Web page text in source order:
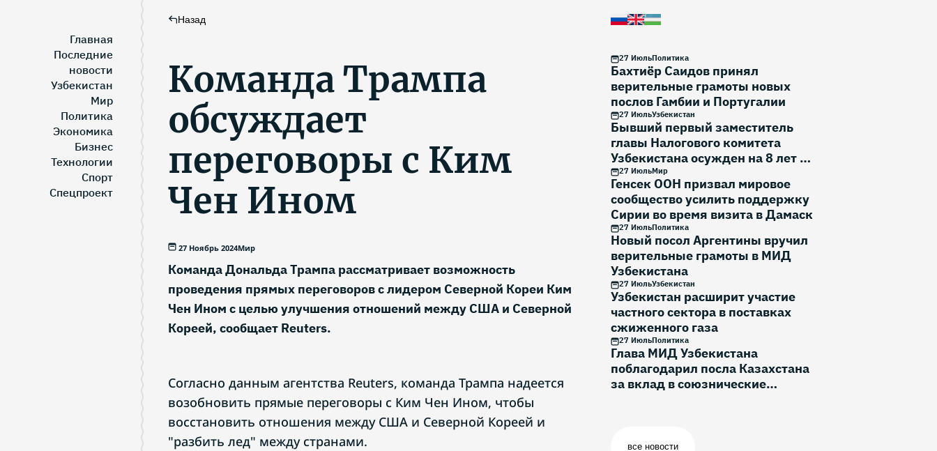
Главная
Последние
новости
Узбекистан
Мир
Политика
Экономика
Бизнес
Технологии
Спорт
Спецпроект
Назад
Команда Трампа
обсуждает
переговоры с Ким
Чен Ином
27 Ноябрь 2024Мир
Команда Дональда Трампа рассматривает возможность
проведения прямых переговоров с лидером Северной Кореи Ким
Чен Ином с целью улучшения отношений между США и Северной
Кореей, сообщает Reuters.
Согласно данным агентства Reuters, команда Трампа надеется
возобновить прямые переговоры с Ким Чен Ином, чтобы
восстановить отношения между США и Северной Кореей и
"разбить лед" между странами.
27 ИюльПолитика
Бахтиёр Саидов принял
верительные грамоты новых
послов Гамбии и Португалии
27 ИюльУзбекистан
Бывший первый заместитель
главы Налогового комитета
Узбекистана осужден на 8 лет и
2 месяца
27 ИюльМир
Генсек ООН призвал мировое
сообщество усилить поддержку
Сирии во время визита в Дамаск
27 ИюльПолитика
Новый посол Аргентины вручил
верительные грамоты в МИД
Узбекистана
27 ИюльУзбекистан
Узбекистан расширит участие
частного сектора в поставках
сжиженного газа
27 ИюльПолитика
Глава МИД Узбекистана
поблагодарил посла Казахстана
за вклад в союзнические
все новости